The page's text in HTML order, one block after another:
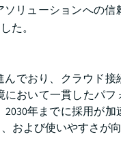
リューションへの
た。
でおり、クラウド
おいて一貫したパ
年までに採用が
および使いやすさが向